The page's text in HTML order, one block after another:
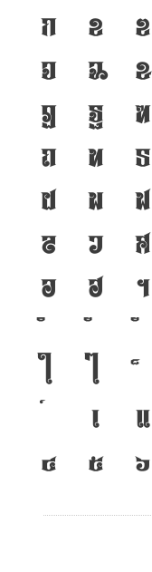
ก ข ฃ
จ
ฉ ช
ฏ
ฐ ฑ
ถ
ท ธ
ฝ
พ ฟ
ล
ว ศ
อ
ฮ ฯ
ใ
ไ
เ
แ
๔
๕ ๖